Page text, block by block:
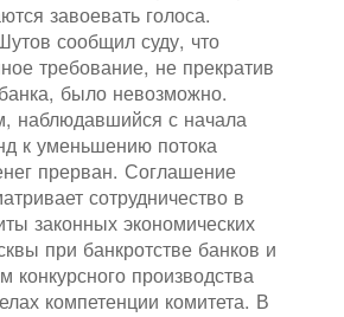
завоевать голоса.
сообщил суду, что
требование, не прекратив
было невозможно.
наблюдавшийся с начала
к уменьшению потока
прерван. Соглашение
сотрудничество в
законных экономических
при банкротстве банков и
конкурсного производства
компетенции комитета. В